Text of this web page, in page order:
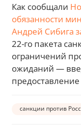
Как сообщали
обязанности
Андрей Сибига
22-го пакета
ограничений
ожиданий —
санкции против